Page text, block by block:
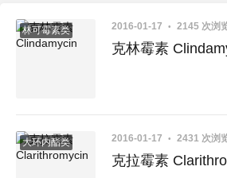
林可霉素类 2016-01-17 2145 次浏
克林霉素
大环内酯类 2016-01-17 2431 次浏
克拉霉素